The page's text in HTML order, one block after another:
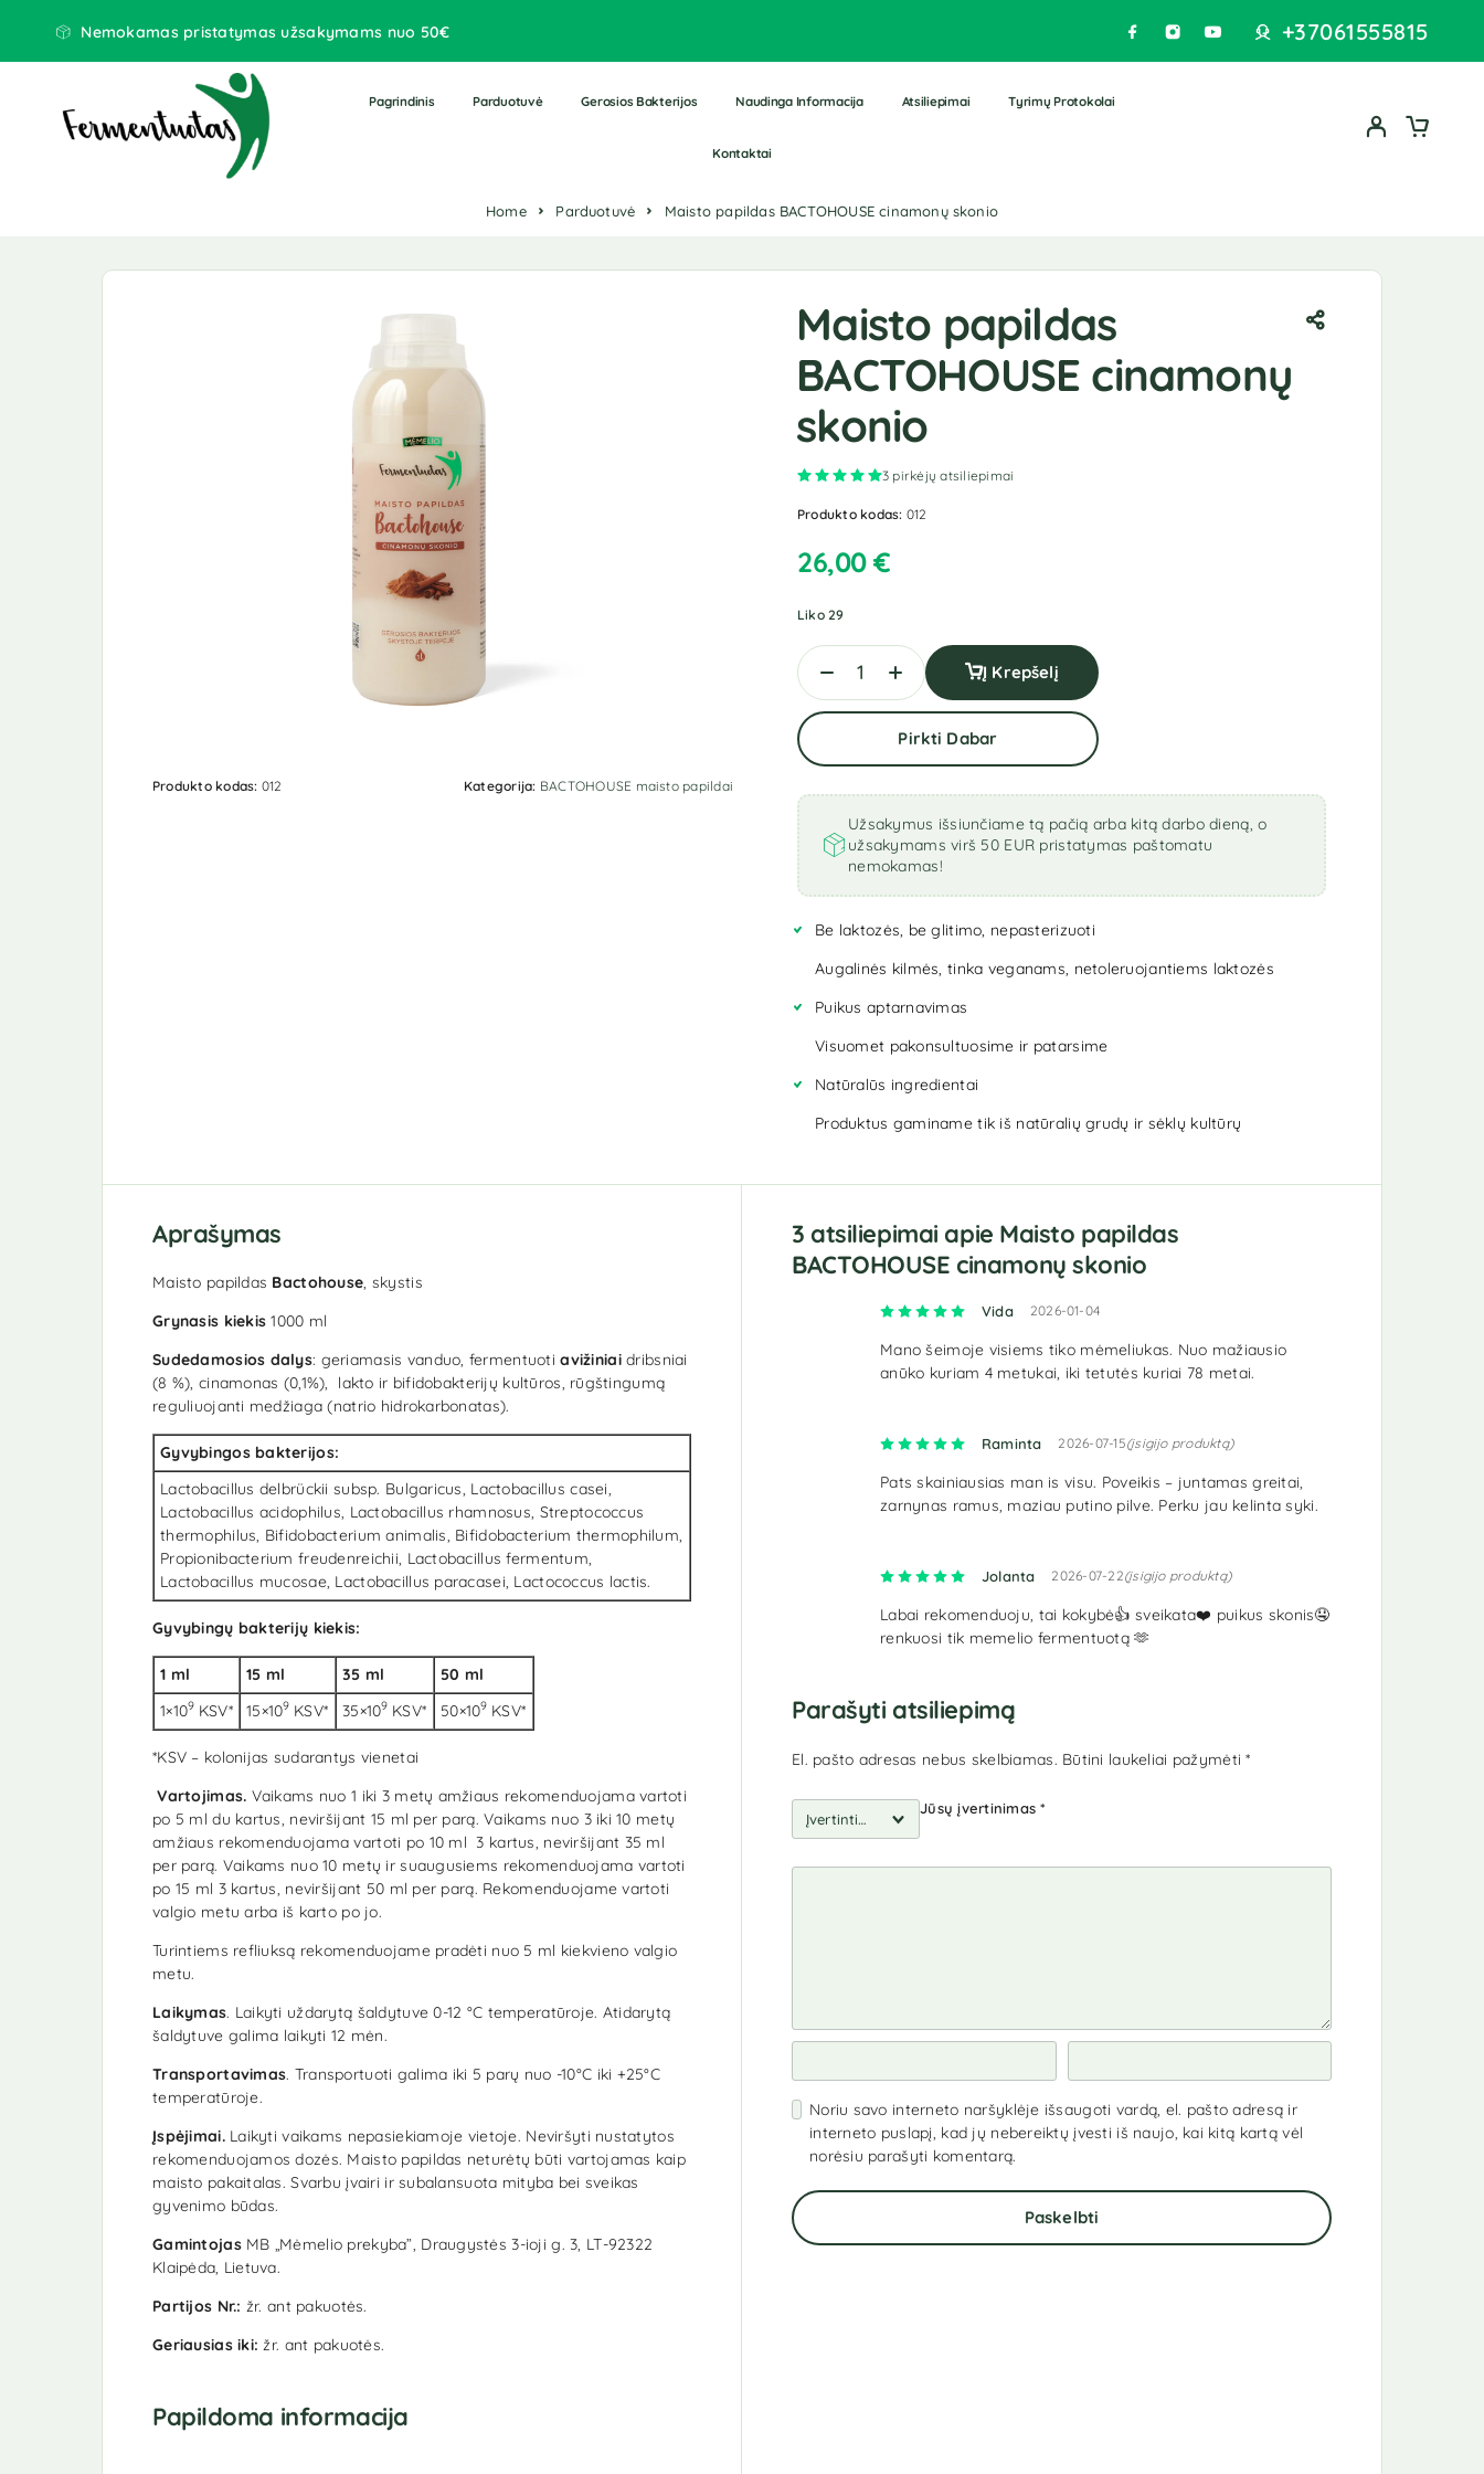
Nemokamas pristatymas užsakymams nuo 50€ +37061555815
Pagrindinis Parduotuvė Gerosios Bakterijos Naudinga Informacija Atsiliepimai Tyrimų Protokolai
Kontaktai
Home Parduotuvė Maisto papildas BACTOHOUSE cinamonų skonio
Produkto kodas: 012 Kategorija: BACTOHOUSE maisto papildai
Maisto papildas
BACTOHOUSE cinamonų
skonio
Įvertinimas:5.00iš 5 (viso įvertinimų:
3 pirkėjų atsiliepimai
Produkto kodas: 012
26,00€
Liko 29
Į Krepšelį
Pirkti Dabar
Užsakymus išsiunčiame tą pačią arba kitą darbo dieną, o
užsakymams virš 50 EUR pristatymas paštomatu
nemokamas!
Be laktozės, be glitimo, nepasterizuoti
Augalinės kilmės, tinka veganams, netoleruojantiems laktozės
Puikus aptarnavimas
Visuomet pakonsultuosime ir patarsime
Natūralūs ingredientai
Produktus gaminame tik iš natūralių grudų ir sėklų kultūrų
Aprašymas
Maisto papildas Bactohouse, skystis
Grynasis kiekis1000 ml
Sudedamosios dalys: geriamasis vanduo, fermentuotiavižiniaidribsniai
(8 %), cinamonas (0,1%), lakto ir bifidobakterijų kultūros, rūgštingumą
reguliuojanti medžiaga (natrio hidrokarbonatas).
Gyvybingos bakterijos:
Lactobacillus delbrückii subsp. Bulgaricus, Lactobacillus casei,
Lactobacillus acidophilus, Lactobacillus rhamnosus, Streptococcus
thermophilus, Bifidobacterium animalis, Bifidobacterium thermophilum,
Propionibacterium freudenreichii, Lactobacillus fermentum,
Lactobacillus mucosae, Lactobacillus paracasei, Lactococcus lactis.
Gyvybingų bakterijų kiekis:
1 ml 15 ml 35 ml
50 ml
1×109 KSV* 15×109 KSV* 35×109 KSV* 50×109 KSV*
*KSV – kolonijas sudarantys vienetai
Vartojimas. Vaikams nuo 1 iki 3 metų amžiaus rekomenduojama vartoti
po 5 ml du kartus, neviršijant 15 ml per parą. Vaikams nuo 3 iki 10 metų
amžiaus rekomenduojama vartoti po 10 ml 3 kartus, neviršijant 35 ml
per parą. Vaikams nuo 10 metų ir suaugusiems rekomenduojama vartoti
po 15 ml 3 kartus, neviršijant 50 ml per parą. Rekomenduojame vartoti
valgio metu arba iš karto po jo.
Turintiems refliuksą rekomenduojame pradėti nuo 5 ml kiekvieno valgio
metu.
Laikymas. Laikyti uždarytą šaldytuve 0-12 °C temperatūroje. Atidarytą
šaldytuve galima laikyti 12 mėn.
Transportavimas. Transportuoti galima iki 5 parų nuo -10°C iki +25°C
temperatūroje.
Įspėjimai. Laikyti vaikams nepasiekiamoje vietoje. Neviršyti nustatytos
rekomenduojamos dozės. Maisto papildas neturėtų būti vartojamas kaip
maisto pakaitalas. Svarbu įvairi ir subalansuota mityba bei sveikas
gyvenimo būdas.
Gamintojas MB „Mėmelio prekyba”, Draugystės 3-ioji g. 3, LT-92322
Klaipėda, Lietuva.
Partijos Nr.: žr. ant pakuotės.
Geriausias iki:žr. ant pakuotės.
Papildoma informacija
3 atsiliepimai apie Maisto papildas
BACTOHOUSE cinamonų skonio
Įvertinimas:5iš 5
Vida 2026-01-04
Mano šeimoje visiems tiko mėmeliukas. Nuo mažiausio
anūko kuriam 4 metukai, iki tetutės kuriai 78 metai.
Įvertinimas: 5iš 5
Raminta (įsigijo produktą)
2026-07-15
Pats skainiausias man is visu. Poveikis – juntamas greitai,
zarnynas ramus, maziau putino pilve. Perku jau kelinta syki.
Įvertinimas:5iš 5
Jolanta (įsigijo produktą)
2026-07-22
Labai rekomenduoju, tai kokybė👍 sveikata❤️ puikus skonis🤤
renkuosi tik memelio fermentuotą 🫶
Parašyti atsiliepimą
El. pašto adresas nebus skelbiamas. Būtini laukeliai pažymėti*
Jūsų įvertinimas*
Noriu savo interneto naršyklėje išsaugoti vardą, el. pašto adresą ir
interneto puslapį, kad jų nebereiktų įvesti iš naujo, kai kitą kartą vėl
norėsiu parašyti komentarą.